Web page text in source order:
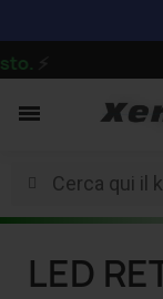
⚡
LED